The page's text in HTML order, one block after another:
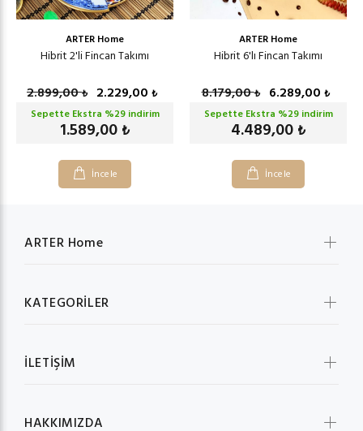
ARTER Home
Hibrit 2'li Fincan Takımı
2.899,00₺ 2.229,00 ₺
Sepette Ekstra %29indirim
1.589,00 ₺
İncele
ARTER Home
Hibrit 6'lı Fincan Takımı
8.179,00₺ 6.289,00 ₺
Sepette Ekstra %29indirim
4.489,00 ₺
İncele
ARTER Home
KATEGORİLER
İLETİŞİM
HAKKIMIZDA